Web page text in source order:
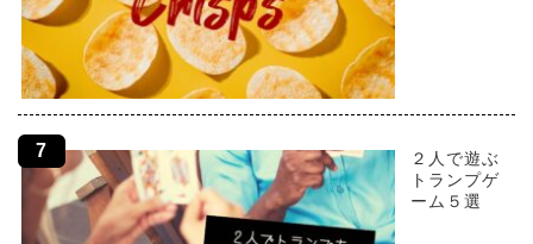
２人で遊ぶ
トランプゲ
ーム５選